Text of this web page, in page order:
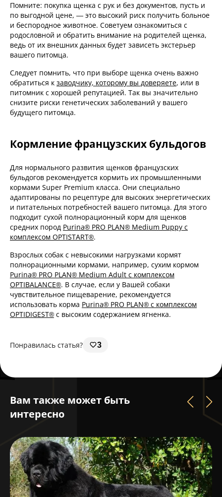
Помните: покупка щенка с рук и без документов, пусть и
по выгодной цене, — это высокий риск получить больное
и беспородное животное. Советуем ознакомиться с
родословной и обратить внимание на родителей щенка,
ведь от их внешних данных будет зависеть экстерьер
вашего питомца.
Следует помнить, что при выборе щенка очень важно
обратиться к заводчику, которому вы доверяете, или в
питомник с хорошей репутацией. Так вы значительно
снизите риски генетических заболеваний у вашего
будущего питомца.
Кормление французских бульдогов
Для нормального развития щенков французских
бульдогов рекомендуется кормить их промышленными
кормами Super Premium класса. Они специально
адаптированы по рецептуре для высоких энергетических
и питательных потребностей вашего питомца. Для этого
подходит сухой полнорационный корм для щенков
средних пород Purina® PRO PLAN® Medium Puppy с
комплексом OPTISTART®.
Взрослых собак с невысокими нагрузками кормят
полнорационными кормами, например, сухим кормом
Purina® PRO PLAN® Medium Adult с комплексом
OPTIBALANCE®. В случае, если у Вашей собаки
чувствительное пищеварение, рекомендуется
использовать корма Purina® PRO PLAN® с комплексом
OPTIDIGEST® с высоким содержанием ягненка.
Понравилась статья? 3
Вам также может быть
интересно